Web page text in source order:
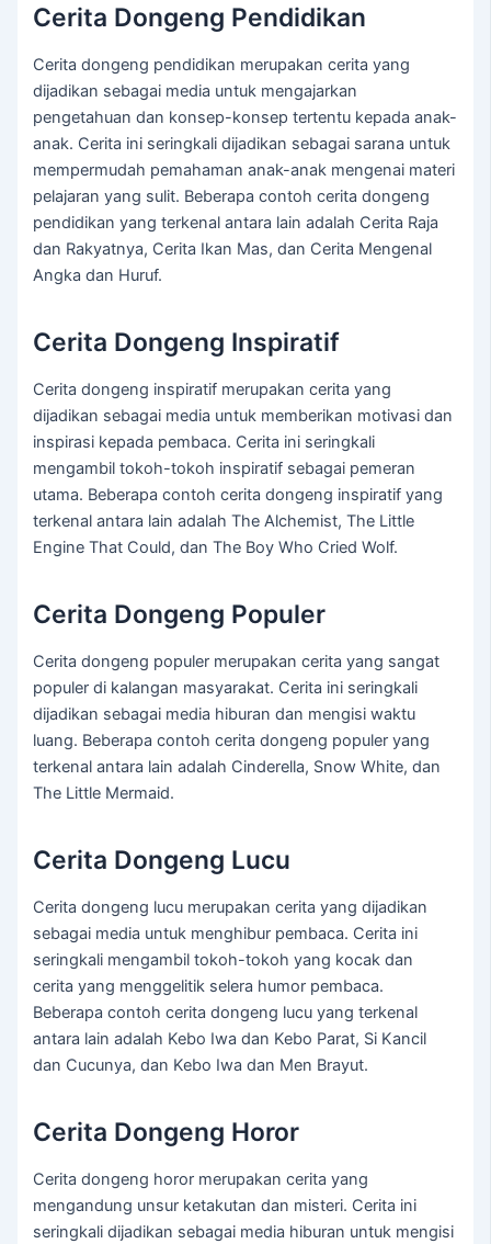
Cerita Dongeng Pendidikan
Cerita dongeng pendidikan merupakan cerita yang
dijadikan sebagai media untuk mengajarkan
pengetahuan dan konsep-konsep tertentu kepada anak-
anak. Cerita ini seringkali dijadikan sebagai sarana untuk
mempermudah pemahaman anak-anak mengenai materi
pelajaran yang sulit. Beberapa contoh cerita dongeng
pendidikan yang terkenal antara lain adalah Cerita Raja
dan Rakyatnya, Cerita Ikan Mas, dan Cerita Mengenal
Angka dan Huruf.
Cerita Dongeng Inspiratif
Cerita dongeng inspiratif merupakan cerita yang
dijadikan sebagai media untuk memberikan motivasi dan
inspirasi kepada pembaca. Cerita ini seringkali
mengambil tokoh-tokoh inspiratif sebagai pemeran
utama. Beberapa contoh cerita dongeng inspiratif yang
terkenal antara lain adalah The Alchemist, The Little
Engine That Could, dan The Boy Who Cried Wolf.
Cerita Dongeng Populer
Cerita dongeng populer merupakan cerita yang sangat
populer di kalangan masyarakat. Cerita ini seringkali
dijadikan sebagai media hiburan dan mengisi waktu
luang. Beberapa contoh cerita dongeng populer yang
terkenal antara lain adalah Cinderella, Snow White, dan
The Little Mermaid.
Cerita Dongeng Lucu
Cerita dongeng lucu merupakan cerita yang dijadikan
sebagai media untuk menghibur pembaca. Cerita ini
seringkali mengambil tokoh-tokoh yang kocak dan
cerita yang menggelitik selera humor pembaca.
Beberapa contoh cerita dongeng lucu yang terkenal
antara lain adalah Kebo Iwa dan Kebo Parat, Si Kancil
dan Cucunya, dan Kebo Iwa dan Men Brayut.
Cerita Dongeng Horor
Cerita dongeng horor merupakan cerita yang
mengandung unsur ketakutan dan misteri. Cerita ini
seringkali dijadikan sebagai media hiburan untuk mengisi